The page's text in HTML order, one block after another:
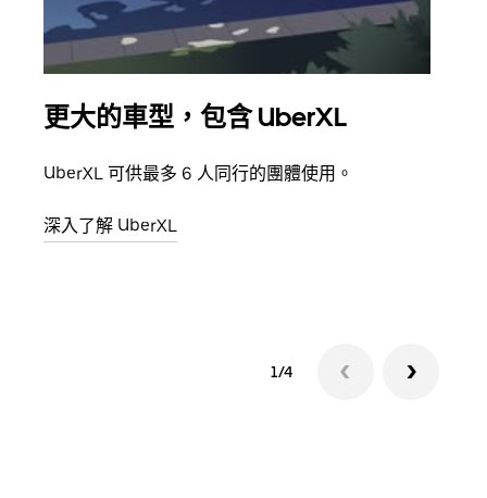
更大的車型，包含 UberXL
UberXL 可供最多 6 人同行的團體使用。
深入了解 UberXL
1/4